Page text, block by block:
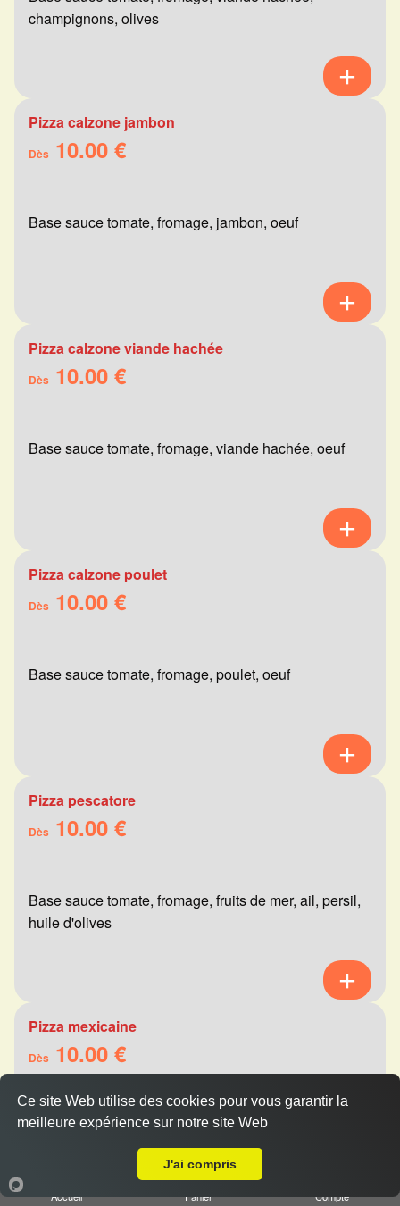
champignons, olives
Pizza calzone jambon
Dès 10.00 €
Base sauce tomate, fromage, jambon, oeuf
Pizza calzone viande hachée
Dès 10.00 €
Base sauce tomate, fromage, viande hachée, oeuf
Pizza calzone poulet
Dès 10.00 €
Base sauce tomate, fromage, poulet, oeuf
Pizza pescatore
Dès 10.00 €
Base sauce tomate, fromage, fruits de mer, ail, persil,
huile d'olives
Pizza mexicaine
Dès 10.00 €
Base sauce tomate, fromage, viande hachée,
merguez, champignons, poivrons
Accueil Panier Compte
Ce site Web utilise des cookies pour vous garantir la
meilleure expérience sur notre site Web
J'ai compris